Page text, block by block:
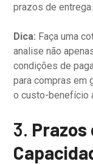
prazos de entrega.
Dica: Faça uma
analise não
condições de
para compras em
o custo-benefício
3. Prazos